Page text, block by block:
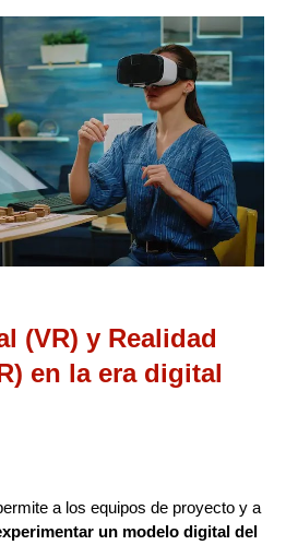
(VR) y Realidad
en la era digital
a los equipos de proyecto y a
un modelo digital del